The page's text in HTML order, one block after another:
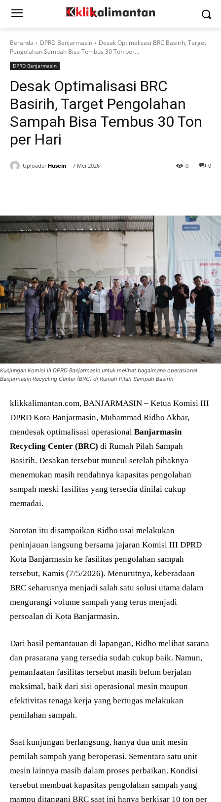
Beranda DPRD Banjarmasin
Desak Optimalisasi BRC Basirih, Target
Pengolahan Sampah Bisa Tembus 30 Ton per...
DPRD Banjarmasin
Desak Optimalisasi BRC
Basirih, Target Pengolahan
Sampah Bisa Tembus 30 Ton
per Hari
Uploader Husein 7 Mei 2026 0
0
Kunjungan Komisi III DPRD Banjarmasin untuk melihat bagaimana operasional
Banjarmasin Recycling Center (BRC) di Rumah Pilah Sampah Basirih
klikkalimantan.com, BANJARMASIN – Ketua Komisi III
DPRD Kota Banjarmasin, Muhammad Ridho Akbar,
mendesak optimalisasi operasional Banjarmasin
Recycling Center (BRC) di Rumah Pilah Sampah
Basirih. Desakan tersebut muncul setelah pihaknya
menemukan masih rendahnya kapasitas pengolahan
sampah meski fasilitas yang tersedia dinilai cukup
memadai.
Sorotan itu disampaikan Ridho usai melakukan
peninjauan langsung bersama jajaran Komisi III DPRD
Kota Banjarmasin ke fasilitas pengolahan sampah
tersebut, Kamis (7/5/2026). Menurutnya, keberadaan
BRC seharusnya menjadi salah satu solusi utama dalam
mengurangi volume sampah yang terus menjadi
persoalan di Kota Banjarmasin.
Dari hasil pemantauan di lapangan, Ridho melihat sarana
dan prasarana yang tersedia sudah cukup baik. Namun,
pemanfaatan fasilitas tersebut masih belum berjalan
maksimal, baik dari sisi operasional mesin maupun
efektivitas tenaga kerja yang bertugas melakukan
pemilahan sampah.
Saat kunjungan berlangsung, hanya dua unit mesin
pemilah sampah yang beroperasi. Sementara satu unit
mesin lainnya masih dalam proses perbaikan. Kondisi
tersebut membuat kapasitas pengolahan sampah yang
mampu ditangani BRC saat ini hanya berkisar 10 ton per